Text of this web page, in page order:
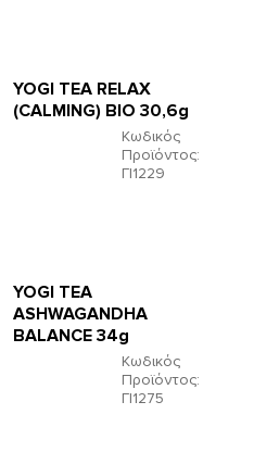
Κωδικός
Προϊόντος:
ΓΙ1229
YOGI TEA RELAX
(CALMING) ΒΙΟ 30,6g
Κωδικός
Προϊόντος:
ΓΙ1275
ΥΟGΙ ΤΕΑ
ASHWAGANDHA
BALANCE 34g